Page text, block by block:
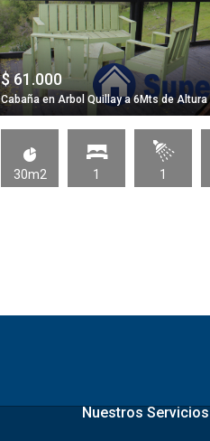
$ 61.000
Cabaña en Arbol Quillay a 6Mts de Altura
30m2 1 1
Nuestros Servicios